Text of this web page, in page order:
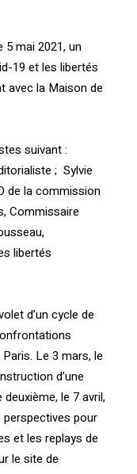
mai 2021, un
19 et les libertés
avec la Maison de
suivant :
; Sylvie
de la commission
Commissaire
libertés
d’un cycle de
Le 3 mars, le
d’une
le 7 avril,
perspectives pour
et les replays de
le site de